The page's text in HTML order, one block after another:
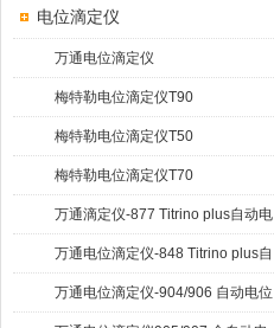
电位滴定仪
万通电位滴定仪
梅特勒电位滴定仪T90
梅特勒电位滴定仪T50
梅特勒电位滴定仪T70
万通滴定仪-877 Titrino plus自动电
位滴定仪
万通电位滴定仪-848 Titrino plus自
动电位滴定仪
万通电位滴定仪-904/906 自动电位